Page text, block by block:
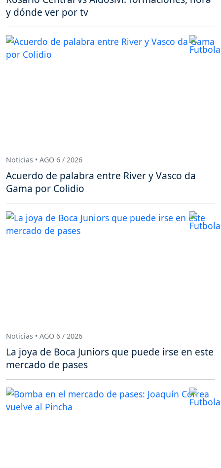
y dónde ver por tv
Noticias • AGO 6 / 2026
Acuerdo de palabra entre River y Vasco da
Gama por Colidio
Noticias • AGO 6 / 2026
La joya de Boca Juniors que puede irse en este
mercado de pases